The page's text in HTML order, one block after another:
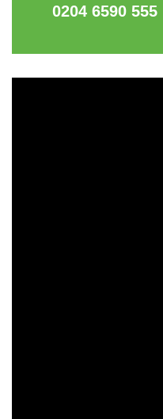
0204 6590 555